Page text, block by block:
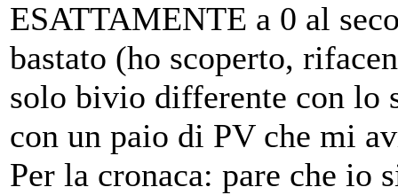
ESATTAMENTE a 0 al
bastato (ho scoperto,
solo bivio differente con lo
con un paio di PV che mi
Per la cronaca: pare che io